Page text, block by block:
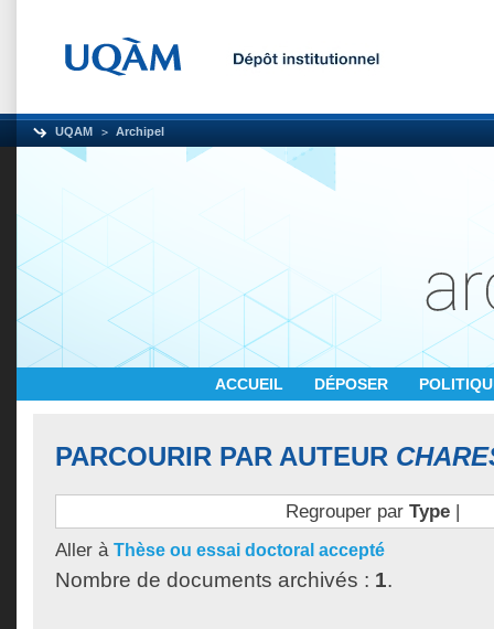
UQAM Archipel
ACCUEIL DÉPOSER
PARCOURIR PAR AUTEUR
Regrouper par Type|
Aller à Thèse ou essai doctoral accepté
Nombre de documents archivés : 1.